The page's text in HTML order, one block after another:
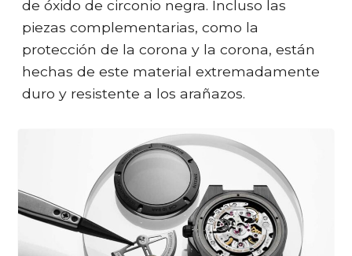
de óxido de circonio negra. Incluso las
piezas complementarias, como la
protección de la corona y la corona, están
hechas de este material extremadamente
duro y resistente a los arañazos.